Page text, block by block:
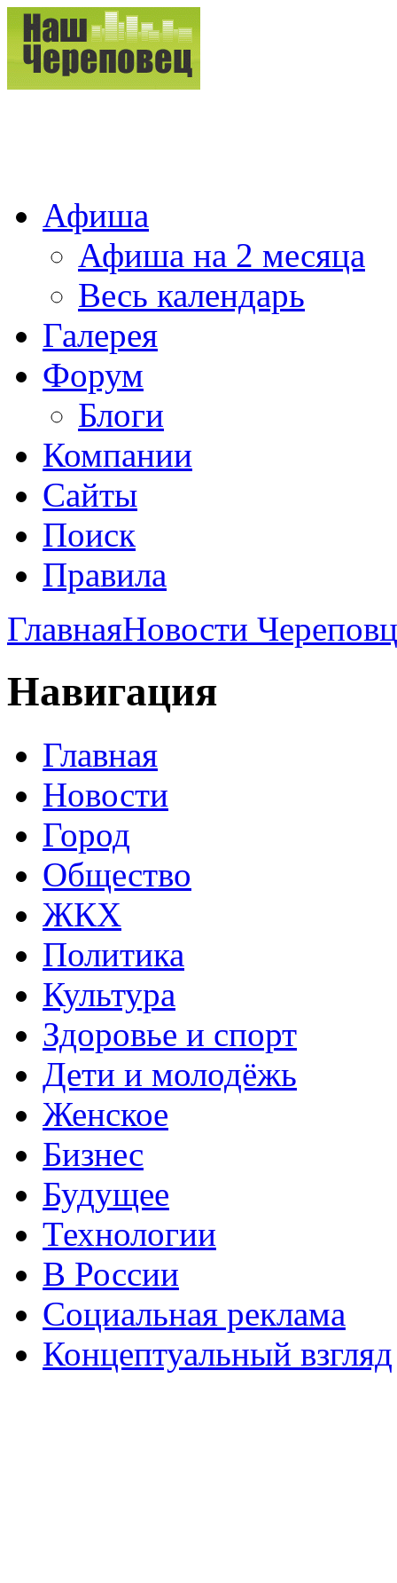
Афиша
Афиша на 2 месяца
Весь календарь
Галерея
Форум
Блоги
Компании
Сайты
Поиск
Правила
ГлавнаяНовости
Навигация
Главная
Новости
Город
Общество
ЖКХ
Политика
Культура
Здоровье и спорт
Дети и молодёжь
Женское
Бизнес
Будущее
Технологии
В России
Социальная реклама
Концептуальный взгляд